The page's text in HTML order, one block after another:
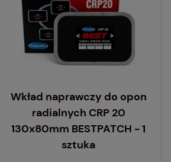
Wkład naprawczy do opon
radialnych CRP 20
130x80mm BESTPATCH - 1
sztuka